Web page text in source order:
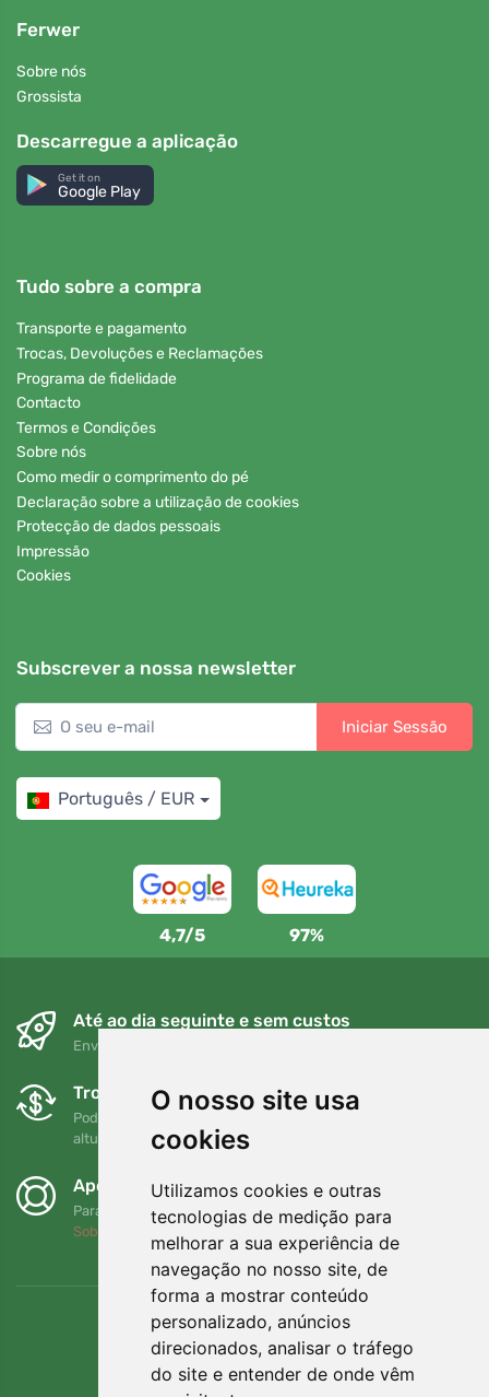
O nosso site usa
cookies
Utilizamos cookies e outras
tecnologias de medição para
melhorar a sua experiência de
navegação no nosso site, de
forma a mostrar conteúdo
personalizado, anúncios
direcionados, analisar o tráfego
do site e entender de onde vêm
Ferwer
Sobre nós
Grossista
Descarregue a aplicação
Get it on
Google Play
Tudo sobre a compra
Transporte e pagamento
Trocas, Devoluções e Reclamações
Programa de fidelidade
Contacto
Termos e Condições
Sobre nós
Como medir o comprimento do pé
Declaração sobre a utilização de cookies
Protecção de dados pessoais
Impressão
Cookies
Subscrever a nossa newsletter
Iniciar Sessão
Português / EUR
4,7/5 97%
Até ao dia seguinte e sem custos
Envio gratuito para encomendas superiores a 80 EUR
Trocas e devoluções gratuitas
Pode devolver ou trocar a sua encomenda em qualquer
altura no prazo de 90 dias
Apoiamos a Trees.org
Para cada encomenda plantamos uma árvore! Leia mais
Sobre nós